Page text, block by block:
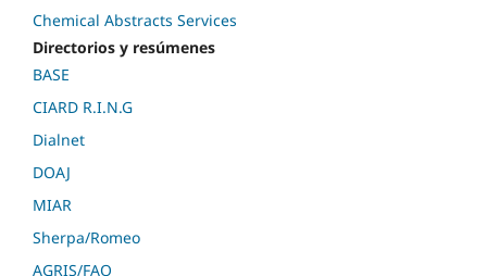
Chemical Abstracts Services
Directorios y resúmenes
BASE
CIARD R.I.N.G
Dialnet
DOAJ
MIAR
Sherpa/Romeo
AGRIS/FAO